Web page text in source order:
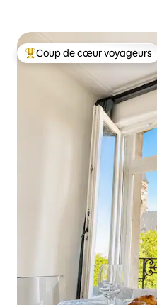
Coups de cœur voyageurs
Coup de cœur voyageurs